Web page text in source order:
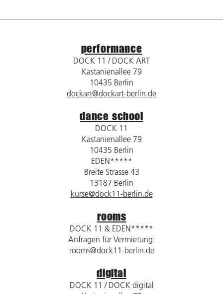
performance
DOCK 11 / DOCK ART
Kastanienallee 79
10435 Berlin
dockart@dockart-berlin.de
dance school
DOCK 11
Kastanienallee 79
10435 Berlin
EDEN*****
Breite Strasse 43
13187 Berlin
kurse@dock11-berlin.de
rooms
DOCK 11 & EDEN*****
Anfragen für Vermietung:
rooms@dock11-berlin.de
digital
DOCK 11 / DOCK digital